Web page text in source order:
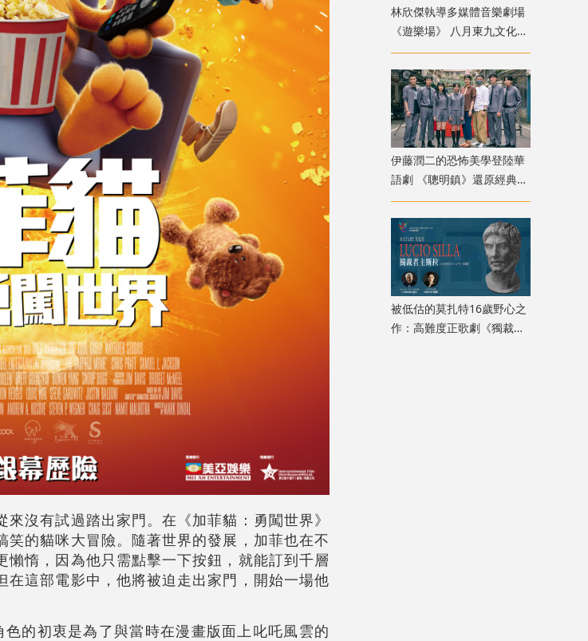
沒有試過踏出家門。在《加菲貓：勇闖世界》
的貓咪大冒險。隨著世界的發展，加菲也在不
惰，因為他只需點擊一下按鈕，就能訂到千層
這部電影中，他將被迫走出家門，開始一場他
的初衷是為了與當時在漫畫版面上叱吒風雲的
林欣傑執導多媒體音樂劇場
《遊樂場》 八月東九文化中
心上演
伊藤潤二的恐怖美學登陸華
語劇 《聰明鎮》還原經典角
色卻掀兩極評價
被低估的莫扎特16歲野心之
作：高難度正歌劇《獨裁君